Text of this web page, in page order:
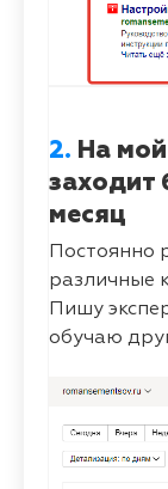
2. На
заходит
месяц
Постоянно
различные
Пишу
обучаю